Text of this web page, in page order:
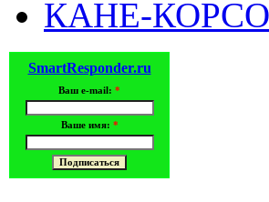
КАНЕ-
SmartResponder.ru
Ваш e-mail: *
Ваше имя: *